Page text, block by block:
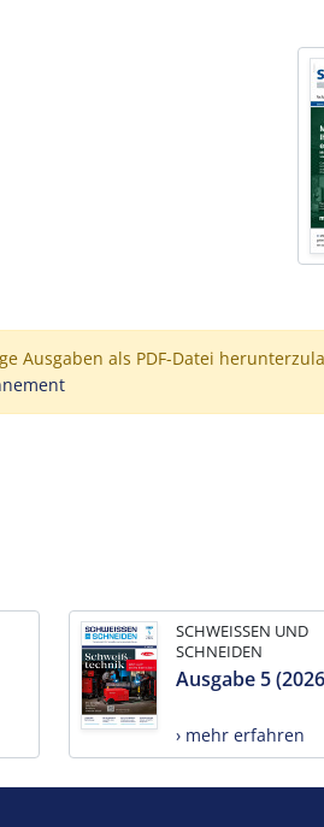
Ausgaben als PDF-Datei
SCHWEISSEN UND
SCHNEIDEN
Ausgabe 5
› mehr erfahren